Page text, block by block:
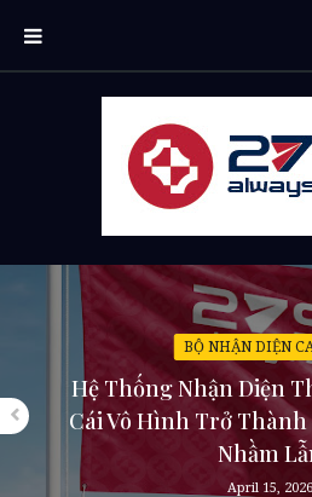
BỘ NHẬN DIỆN
Hệ Thống Nhận Diện
Cái Vô Hình Trở
Nhầm
April 15, 2026